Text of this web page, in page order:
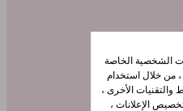
الشخصية الخاصة
من خلال استخدام
والتقنيات الأخرى ،
الإعلانات ،